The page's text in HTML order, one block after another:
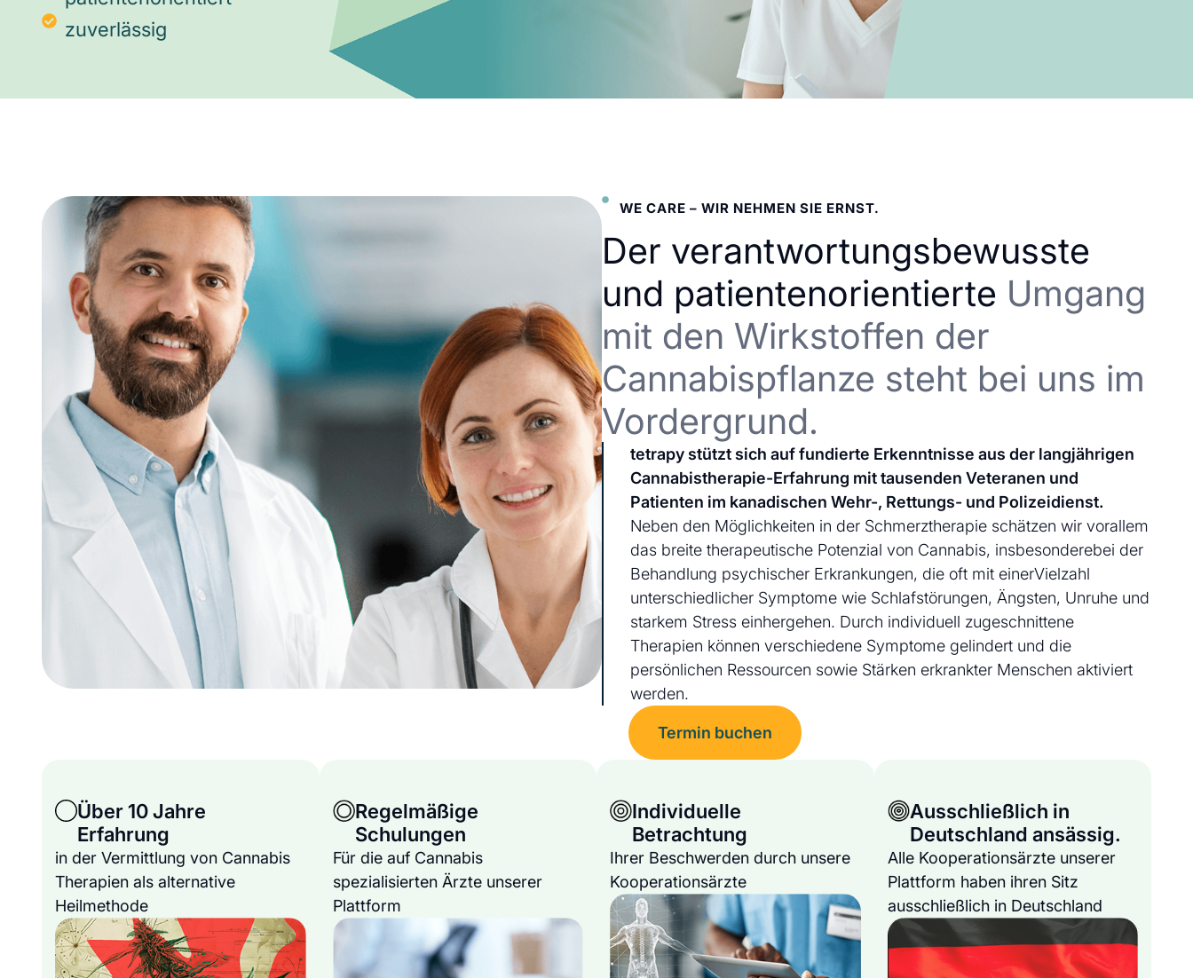
zuverlässig
WE CARE – WIR NEHMEN SIE ERNST.
Der verantwortungsbewusste
und patientenorientierte Umgang
mit den Wirkstoffen der
Cannabispflanze steht bei uns im
Vordergrund.
tetrapy stützt sich auf fundierte Erkenntnisse aus der langjährigen
Cannabistherapie-Erfahrung mit tausenden Veteranen und
Patienten im kanadischen Wehr-, Rettungs- und Polizeidienst.
Neben den Möglichkeiten in der Schmerztherapie schätzen wir vorallem
das breite therapeutische Potenzial von Cannabis, insbesonderebei der
Behandlung psychischer Erkrankungen, die oft mit einerVielzahl
unterschiedlicher Symptome wie Schlafstörungen, Ängsten, Unruhe und
starkem Stress einhergehen. Durch individuell zugeschnittene
Therapien können verschiedene Symptome gelindert und die
persönlichen Ressourcen sowie Stärken erkrankter Menschen aktiviert
werden.
Termin buchen
Über 10 Jahre
Erfahrung
in der Vermittlung von Cannabis
Therapien als alternative
Heilmethode
Regelmäßige
Schulungen
Für die auf Cannabis
spezialisierten Ärzte unserer
Plattform
Individuelle
Betrachtung
Ihrer Beschwerden durch unsere
Kooperationsärzte
Ausschließlich in
Deutschland ansässig.
Alle Kooperationsärzte unserer
Plattform haben ihren Sitz
ausschließlich in Deutschland